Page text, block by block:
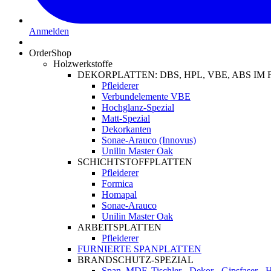
Anmelden
OrderShop
Holzwerkstoffe
DEKORPLATTEN: DBS, HPL, VBE, ABS IM
Pfleiderer
Verbundelemente VBE
Hochglanz-Spezial
Matt-Spezial
Dekorkanten
Sonae-Arauco (Innovus)
Unilin Master Oak
SCHICHTSTOFFPLATTEN
Pfleiderer
Formica
Homapal
Sonae-Arauco
Unilin Master Oak
ARBEITSPLATTEN
Pfleiderer
FURNIERTE SPANPLATTEN
BRANDSCHUTZ-SPEZIAL